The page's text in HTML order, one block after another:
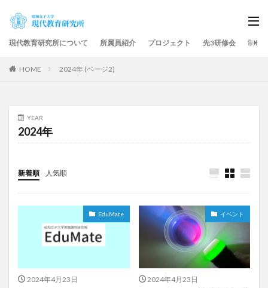
現代教育研究所について 所属員紹介 プロジェクト 先3研修会 制作
HOME 2024年 (ページ2)
YEAR
2024年
新着順 人気順
EduMate
2024年4月23日
イベント
2024年4月23日